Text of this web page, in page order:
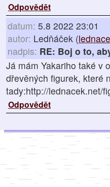
Odpovědět
datum: 5.8 2022 23:01
autor: Ledňáček (
nadpis: RE: Boj o to,
Já mám Yakariho také v
dřevěných figurek, které
tady:http://lednacek.net/
Odpovědět